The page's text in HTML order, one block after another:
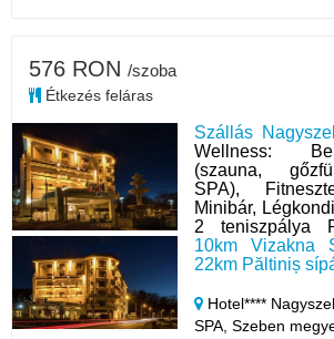
Szállás
Wellness:
(szauna,
SPA),
Minibár,
2 teniszpálya
10km Vizakna
22km Păltiniș
Hotel****
SPA, Szeben
576 RON /szoba
Étkezés feláras